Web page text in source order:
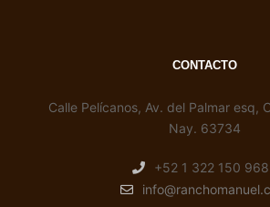
CONTACTO
Calle Pelícanos, Av. del Palmar esq,
Nay. 63734
+52 1 322 150